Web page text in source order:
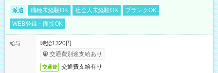
派遣 職種未経験OK 社会人未経験OK
ブランクOK
WEB登録・面接OK
給与
時給1320円
交通費別途支給あり
交通費 交通費支給有り